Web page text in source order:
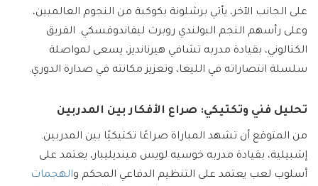
على الجانب الآخر، يأتي برشلونة بكوكبة من النجوم العالميين،
وعلى رأسهم النجم البولندي روبرت ليفاندوفسكي. الفريق
الكتالوني، بقيادة مدربه تشافي هيرنانديز، يسعى لمواصلة
سلسلة انتصاراته في الليغا، وتعزيز مكانته في صدارة الدوري.
تحليل فني وتكتيكي: صراع الأفكار بين المدربين
من المتوقع أن تشهد المباراة صراعًا تكتيكيًا بين المدربين.
إشبيلية، بقيادة مدربه خوسيه لويس مينديليبار، يعتمد على
أسلوب لعب يعتمد على التنظيم الدفاعي المحكم والهجمات